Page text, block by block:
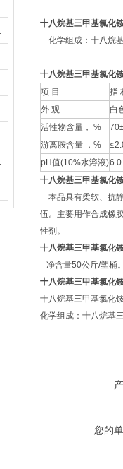
十八烷基三甲基氯化
化学组成：十八烷
十八烷基三甲基氯化
项 目
指
外 观
白
活性物含量， %
游离胺含量 ，%
pH值(10%水溶液)6.0
十八烷基三甲基氯化
本品具有柔软、抗
伍。主要用作合成橡
性剂。
十八烷基三甲基氯化
净含量50公斤/塑桶
十八烷基三甲基氯化
十八烷基三甲基氯化
化学组成：十八烷基
您的